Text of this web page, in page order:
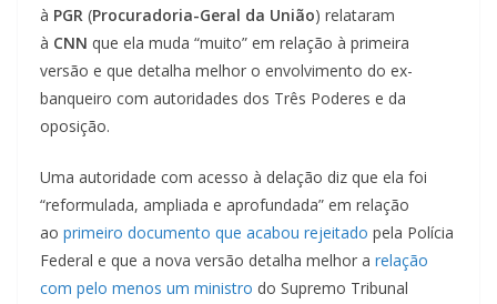
à PGR (Procuradoria-Geral da União) relataram
à CNN que ela muda “muito” em relação à primeira
versão e que detalha melhor o envolvimento do ex-
banqueiro com autoridades dos Três Poderes e da
oposição.
Uma autoridade com acesso à delação diz que ela foi
“reformulada, ampliada e aprofundada” em relação
ao primeiro documento que acabou rejeitado pela Polícia
Federal e que a nova versão detalha melhor a relação
com pelo menos um ministro do Supremo Tribunal